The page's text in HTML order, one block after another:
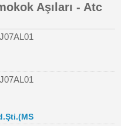
Aşıları - Atc
J07AL01
J07AL01